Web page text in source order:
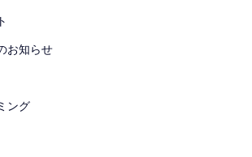
お知らせ
ング